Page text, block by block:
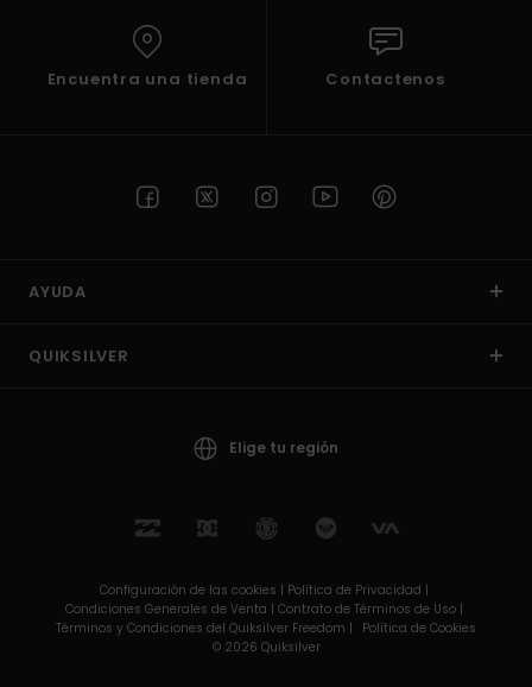
Encuentra una tienda Contactenos
AYUDA
QUIKSILVER
Elige tu región
Configuración de las cookies | Política de Privacidad |
Condiciones Generales de Venta | Contrato de Términos de Uso |
Términos y Condiciones del Quiksilver Freedom |
Política de Cookies
© 2026 Quiksilver